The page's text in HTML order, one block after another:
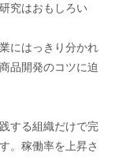
究はおもしろい
にはっきり分かれ
品開発のコツに迫
する組織だけで完
。稼働率を上昇さ